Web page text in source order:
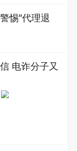
惕“代理退
电诈分子又